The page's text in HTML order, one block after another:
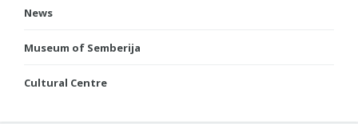
News
Museum of Semberija
Cultural Centre